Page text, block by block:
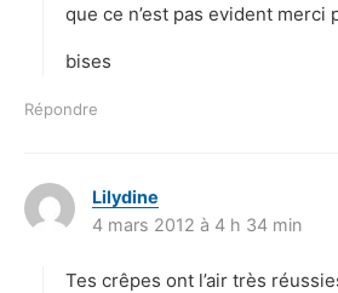
:
que ce n’est pas evident merci
bises
Répondre
Lilydine
i
4 mars 2012 à 4 h 34 min
Tes crêpes ont l’air très